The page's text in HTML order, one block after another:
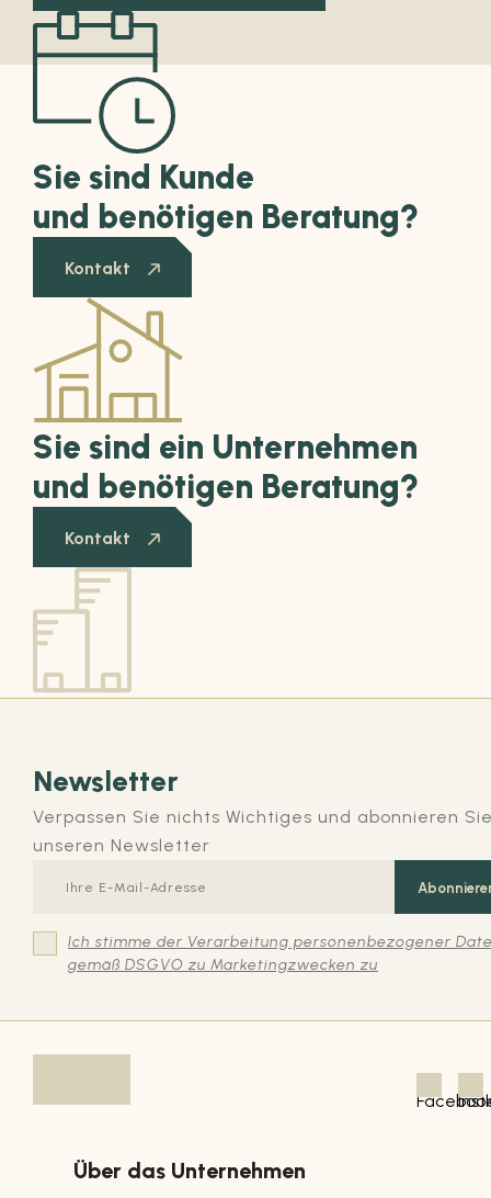
Sie sind Kunde
und benötigen Beratung?
Kontakt
Sie sind ein Unternehmen
und benötigen Beratung?
Kontakt
Newsletter
Verpassen Sie nichts Wichtiges und abonnieren
unseren Newsletter
Ich stimme der Verarbeitung personenbezogener
gemäß DSGVO zu Marketingzwecken zu
Über das Unternehmen